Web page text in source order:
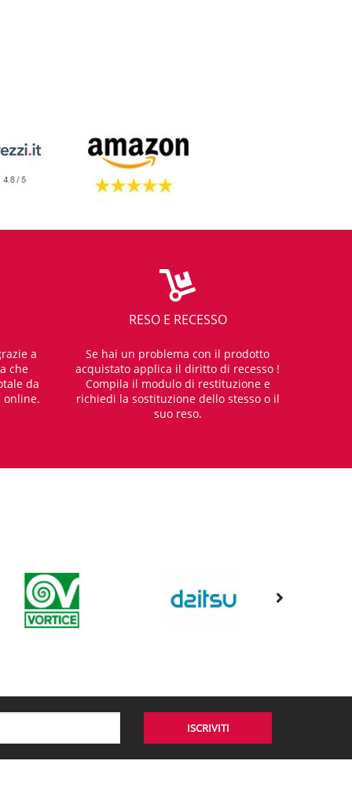
a
che
da
RESO E RECESSO
Se hai un problema con il prodotto
acquistato applica il diritto di recesso !
Compila il modulo di restituzione e
richiedi la sostituzione dello stesso o il
suo reso.
ISCRIVITI